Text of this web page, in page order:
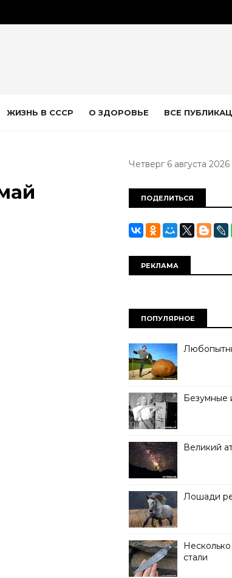
ЖИЗНЬ В СССР О ЗДОРОВЬЕ ВСЕ
Четверг 6 августа 2026
ПОДЕЛИТЬСЯ
РЕКЛАМА
ПОПУЛЯРНОЕ
Безумные
Великий
Лошади
стали